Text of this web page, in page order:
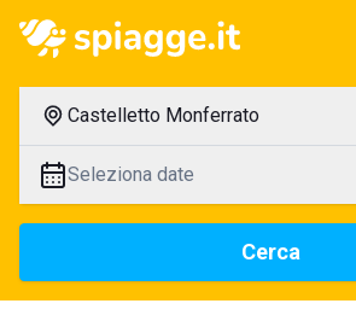
Castelletto Monferrato
Seleziona date
Cerca